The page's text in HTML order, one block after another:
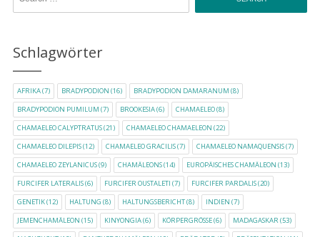
Schlagwörter
AFRIKA(7) BRADYPODION (16) BRADYPODION DAMARANUM (8)
BRADYPODION PUMILUM (7) BROOKESIA(6) CHAMAELEO(8)
CHAMAELEO CALYPTRATUS(21) CHAMAELEO CHAMAELEON (22)
CHAMAELEO DILEPIS(12) CHAMAELEO GRACILIS(7) CHAMAELEO NAMAQUENSIS(7)
CHAMAELEO ZEYLANICUS(9) CHAMÄLEONS(14) EUROPÄISCHES CHAMÄLEON (13)
FURCIFER LATERALIS(6) FURCIFER OUSTALETI (7) FURCIFER PARDALIS(20)
GENETIK(12) HALTUNG (8) HALTUNGSBERICHT(8) INDIEN (7)
JEMENCHAMÄLEON (15) KINYONGIA(6) KÖRPERGRÖSSE (6) MADAGASKAR(53)